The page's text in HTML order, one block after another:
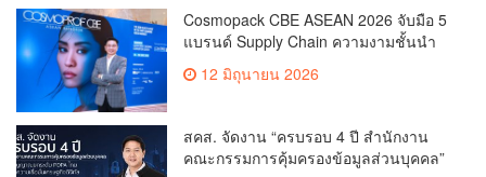
ตอกย้ำไทยสู่ “Content Hub of Asia”
Cosmopack CBE ASEAN 2026 จับมือ 5
แบรนด์ Supply Chain ความงามชั้นนำ
เดินเครื่องโรงงานผลิตเครื่องสำอาง
จำลอง “The Sunscreen Factory” ไฮไลต์
Bangkok 2026
12 มิถุนายน 2026
สคส. จัดงาน “ครบรอบ 4 ปี สำนักงาน
คณะกรรมการคุ้มครองข้อมูลส่วนบุคคล”